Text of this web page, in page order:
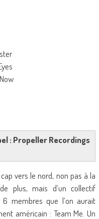
: Propeller Recordings
vers le nord, non pas à la
plus, mais d’un collectif
membres que l’on aurait
américain : Team Me. Un